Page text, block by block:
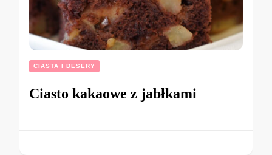
CIASTA I DESERY
Ciasto kakaowe z jabłkami